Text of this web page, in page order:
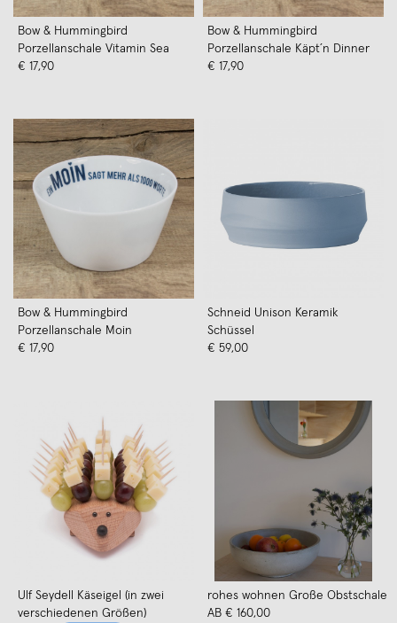
Bow & Hummingbird
Porzellanschale Vitamin Sea
€ 17,90
Bow & Hummingbird
Porzellanschale Käpt´n Dinner
€ 17,90
Bow & Hummingbird
Porzellanschale Moin
€ 17,90
Schneid Unison Keramik
Schüssel
€ 59,00
Ulf Seydell Käseigel (in zwei
verschiedenen Größen)
rohes wohnen Große Obstschale
AB € 160,00